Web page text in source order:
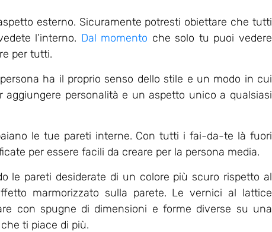
esterno. Sicuramente potresti obiettare che tutti
l’interno. Dal momento che solo tu puoi vedere
per tutti.
ha il proprio senso dello stile e un modo in cui
personalità e un aspetto unico a qualsiasi
le tue pareti interne. Con tutti i fai-da-te là fuori
per essere facili da creare per la persona media.
le pareti desiderate di un colore più scuro rispetto al
marmorizzato sulla parete. Le vernici al lattice
con spugne di dimensioni e forme diverse su una
ti piace di più.